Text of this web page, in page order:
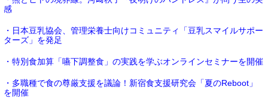
感
・日本豆乳協会、管理栄養士向けコミュニティ「豆乳スマイルサポー
ターズ」を発足
・特別食加算「嚥下調整食」の実践を学ぶオンラインセミナーを開催
・多職種で食の尊厳支援を議論！新宿食支援研究会「夏のReboot」
を開催